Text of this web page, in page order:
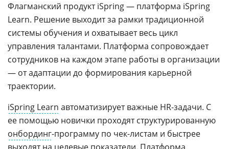
Флагманский продукт iSpring — платформа iSpring
Learn. Решение выходит за рамки традиционной
системы обучения и охватывает весь цикл
управления талантами. Платформа сопровождает
сотрудников на каждом этапе работы в организации
— от адаптации до формирования карьерной
траектории.
iSpring Learn автоматизирует важные HR-задачи. С
ее помощью новички проходят структурированную
онбординг-программу по чек-листам и быстрее